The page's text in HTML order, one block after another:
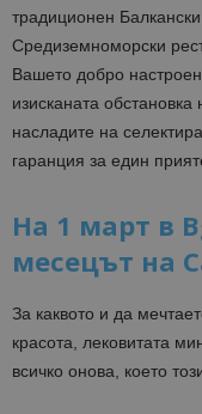
традиционен
Средиземноморски
Вашето добро
изисканата
насладите на
гаранция за един
На 1 март в
месецът на
За каквото и да
красота, лековитата
всичко онова, което